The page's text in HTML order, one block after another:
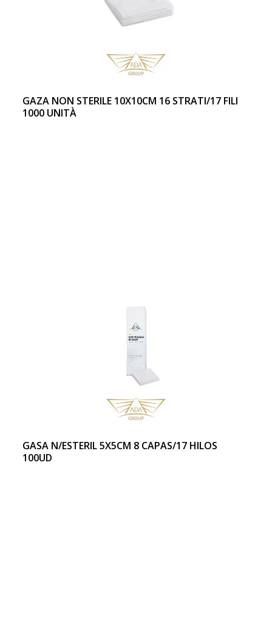
GAZA NON STERILE 10X10CM 16 STRATI/17 FILI
1000 UNITÀ
GASA N/ESTERIL 5X5CM 8 CAPAS/17 HILOS
100UD